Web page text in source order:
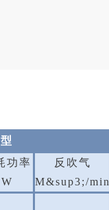
功率
W
反吹气
M&sup3;/min